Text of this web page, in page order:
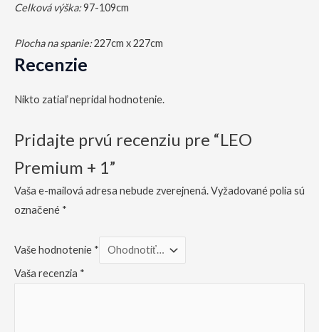
Celková výška:97-109cm
Plocha na spanie:227cm x 227cm
Recenzie
Nikto zatiaľ nepridal hodnotenie.
Pridajte prvú recenziu pre “LEO
Premium + 1”
Vaša e-mailová adresa nebude zverejnená.Vyžadované polia sú
označené *
Vaše hodnotenie *
Vaša recenzia *